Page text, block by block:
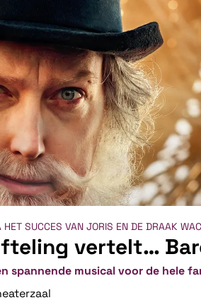
vertelt…
spannende musical voor de hele
HET SUCCES VAN JORIS EN DE DRAAK